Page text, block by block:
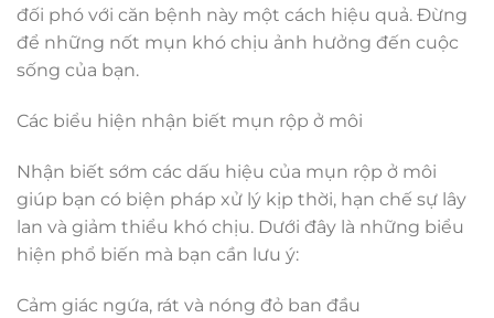
đối phó với căn bệnh này một cách hiệu quả. Đừng
để những nốt mụn khó chịu ảnh hưởng đến cuộc
sống của bạn.
Các biểu hiện nhận biết mụn rộp ở môi
Nhận biết sớm các dấu hiệu của mụn rộp ở môi
giúp bạn có biện pháp xử lý kịp thời, hạn chế sự lây
lan và giảm thiểu khó chịu. Dưới đây là những biểu
hiện phổ biến mà bạn cần lưu ý:
Cảm giác ngứa, rát và nóng đỏ ban đầu